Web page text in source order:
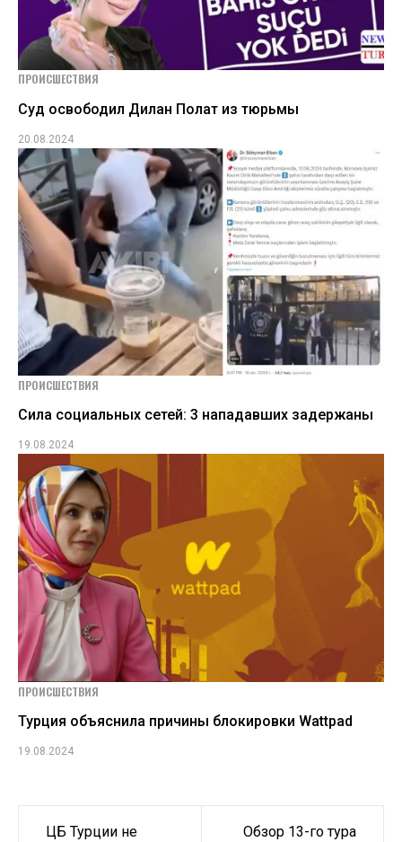
ПРОИСШЕСТВИЯ
Суд освободил Дилан Полат из тюрьмы
20.08.2024
ПРОИСШЕСТВИЯ
Сила социальных сетей: 3 нападавших задержаны
19.08.2024
ПРОИСШЕСТВИЯ
Турция объяснила причины блокировки Wattpad
19.08.2024
Навигация
ЦБ Турции не
Обзор 13-го тура